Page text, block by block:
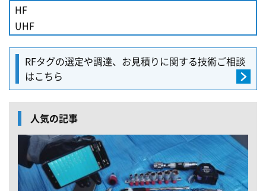
HF
UHF
RFタグの選定や調達、 お見積りに関する技術ご相談
はこちら
人気の記事